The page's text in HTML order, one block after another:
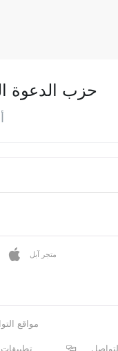
حزب الدعوة
متجر آبل
مواقع
تطبيقات التواصل